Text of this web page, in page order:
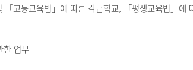
고등교육법」에 따른 각급학교, 「평생교육법」
한 업무